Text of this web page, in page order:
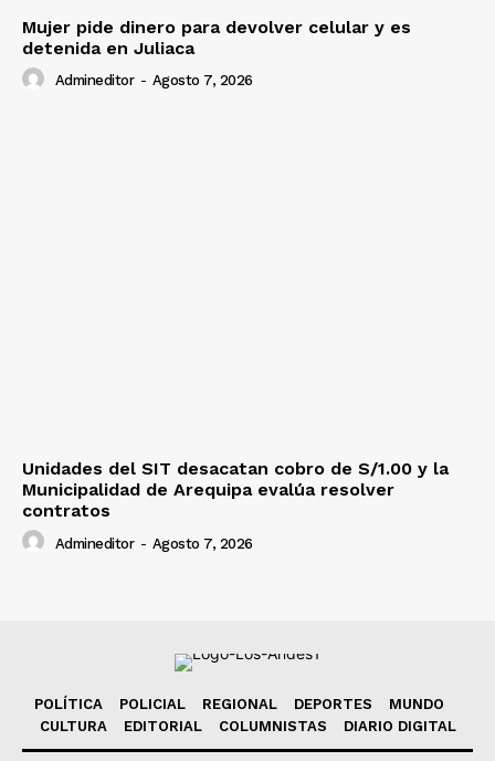
Mujer pide dinero para devolver celular y es
detenida en Juliaca
Admineditor - Agosto 7, 2026
Unidades del SIT desacatan cobro de S/1.00 y la
Municipalidad de Arequipa evalúa resolver
contratos
Admineditor - Agosto 7, 2026
POLÍTICA POLICIAL REGIONAL DEPORTES
MUNDO
CULTURA
EDITORIAL COLUMNISTAS DIARIO DIGITAL